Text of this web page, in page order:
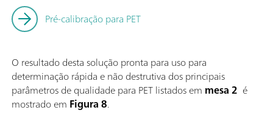
Pré-calibração para PET
O resultado desta solução pronta para uso para
determinação rápida e não destrutiva dos principais
parâmetros de qualidade para PET listados em mesa 2 é
mostrado em Figura 8.